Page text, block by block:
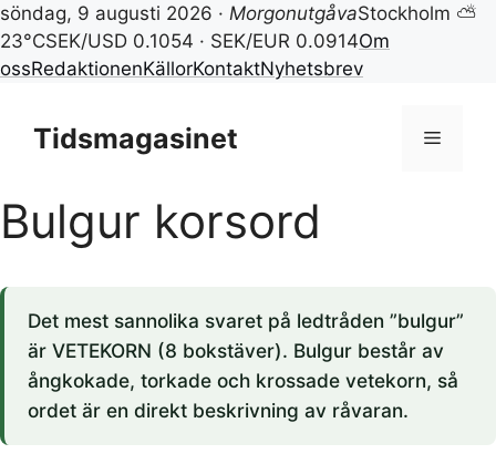
söndag, 9 augusti 2026 · MorgonutgåvaStockholm ⛅
23°CSEK/USD 0.1054 · SEK/EUR 0.0914Om
ossRedaktionenKällorKontaktNyhetsbrev
innehållTidsmagasinet Meny
Bulgur korsord
Det mest sannolika svaret på ledtråden ”bulgur”
är VETEKORN (8 bokstäver). Bulgur består av
ångkokade, torkade och krossade vetekorn, så
ordet är en direkt beskrivning av råvaran.